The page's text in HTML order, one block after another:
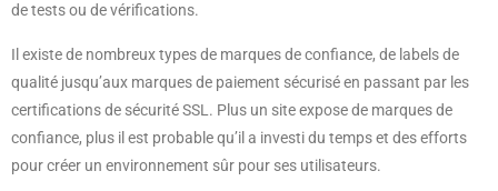
de tests ou de vérifications.
Il existe de nombreux types de marques de confiance, de labels de
qualité jusqu’aux marques de paiement sécurisé en passant par les
certifications de sécurité SSL. Plus un site expose de marques de
confiance, plus il est probable qu’il a investi du temps et des efforts
pour créer un environnement sûr pour ses utilisateurs.